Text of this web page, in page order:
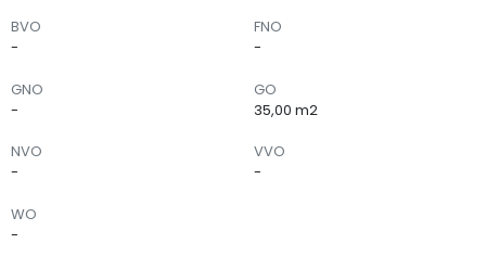
BVO
-
FNO
-
GNO
-
GO
35,00 m2
NVO
-
VVO
-
WO
-